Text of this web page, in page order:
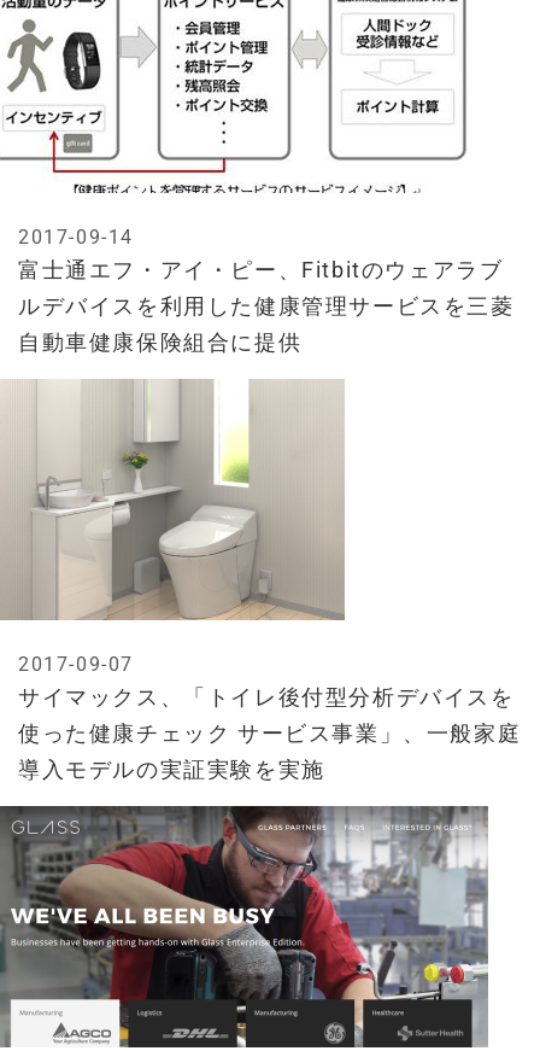
富士通エフ・アイ・ピー、Fitbitのウェアラブ
ルデバイスを利用した健康管理サービスを三菱
自動車健康保険組合に提供
2017-09-14
サイマックス、「トイレ後付型分析デバイスを
使った健康チェック サービス事業」、一般家庭
導入モデルの実証実験を実施
2017-09-07